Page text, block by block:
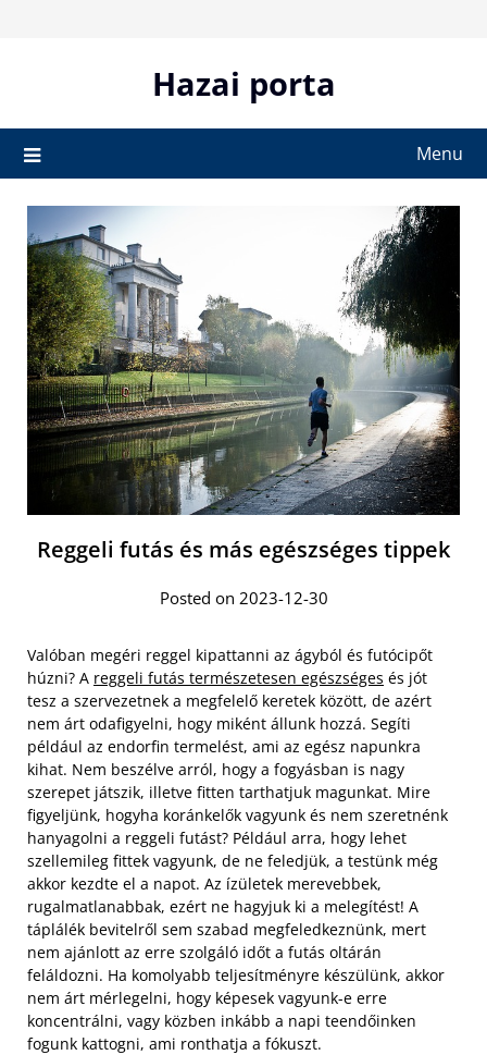
Hazai porta
Menu
Reggeli futás és más egészséges tippek
Posted on 2023-12-30
Valóban megéri reggel kipattanni az ágyból és futócipőt
húzni? A reggeli futás természetesen egészséges és jót
tesz a szervezetnek a megfelelő keretek között, de azért
nem árt odafigyelni, hogy miként állunk hozzá. Segíti
például az endorfin termelést, ami az egész napunkra
kihat. Nem beszélve arról, hogy a fogyásban is nagy
szerepet játszik, illetve fitten tarthatjuk magunkat. Mire
figyeljünk, hogyha koránkelők vagyunk és nem szeretnénk
hanyagolni a reggeli futást? Például arra, hogy lehet
szellemileg fittek vagyunk, de ne feledjük, a testünk még
akkor kezdte el a napot. Az ízületek merevebbek,
rugalmatlanabbak, ezért ne hagyjuk ki a melegítést! A
táplálék bevitelről sem szabad megfeledkeznünk, mert
nem ajánlott az erre szolgáló időt a futás oltárán
feláldozni. Ha komolyabb teljesítményre készülünk, akkor
nem árt mérlegelni, hogy képesek vagyunk-e erre
koncentrálni, vagy közben inkább a napi teendőinken
fogunk kattogni, ami ronthatja a fókuszt.